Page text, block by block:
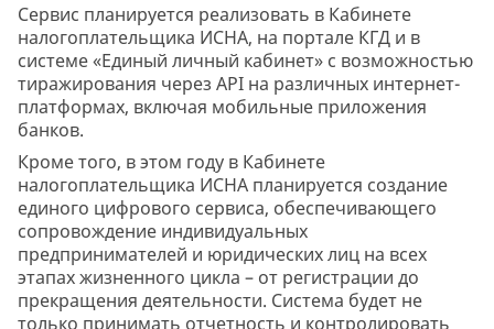
Сервис планируется реализовать в Кабинете
налогоплательщика ИСНА, на портале КГД и в
системе «Единый личный кабинет» с возможностью
тиражирования через API на различных интернет-
платформах, включая мобильные приложения
банков.
Кроме того, в этом году в Кабинете
налогоплательщика ИСНА планируется создание
единого цифрового сервиса, обеспечивающего
сопровождение индивидуальных
предпринимателей и юридических лиц на всех
этапах жизненного цикла – от регистрации до
прекращения деятельности. Система будет не
только принимать отчетность и контролировать